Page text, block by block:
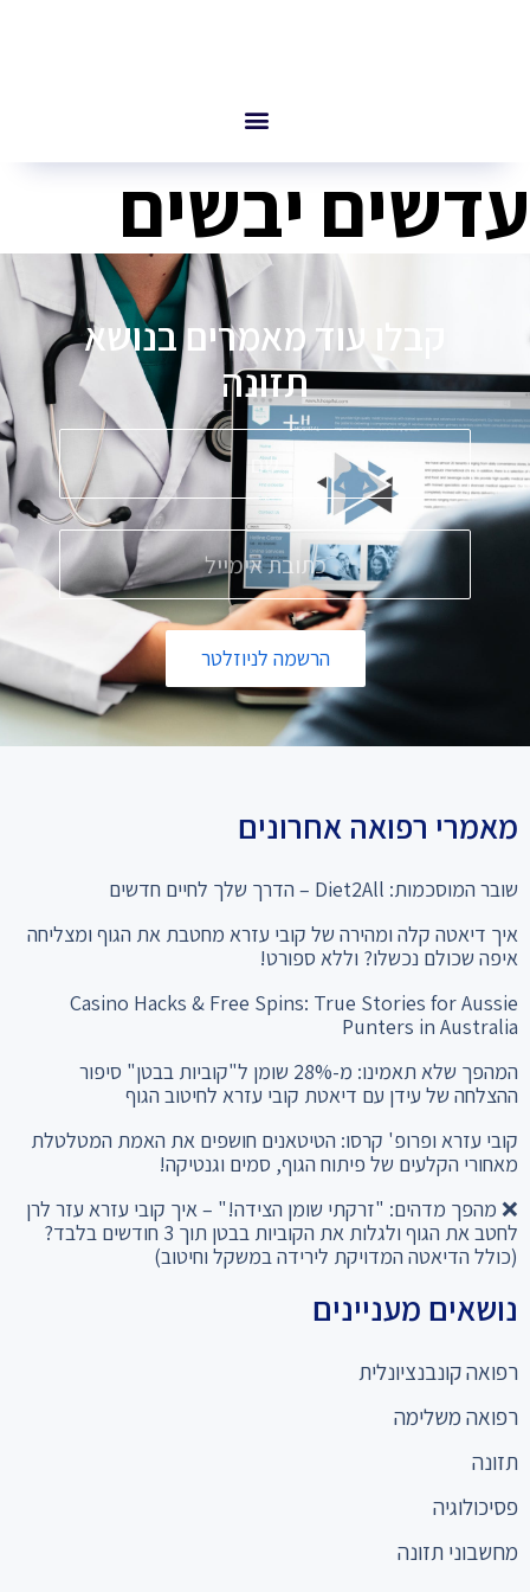
עדשים יבשים
קבלו עוד מאמרים בנושא
תזונה
הרשמה לניוזלטר
מאמרי רפואה אחרונים
שובר המוסכמות: Diet2All – הדרך שלך לחיים חדשים
איך דיאטה קלה ומהירה של קובי עזרא מחטבת את הגוף ומצליחה
איפה שכולם נכשלו? וללא ספורט!
Casino Hacks & Free Spins: True Stories for Aussie
Punters in Australia
המהפך שלא תאמינו: מ-28% שומן ל"קוביות בבטן" סיפור
ההצלחה של עידן עם דיאטת קובי עזרא לחיטוב הגוף
קובי עזרא ופרופ' קרסו: הטיטאנים חושפים את האמת המטלטלת
מאחורי הקלעים של פיתוח הגוף, סמים וגנטיקה!
❌ מהפך מדהים: "זרקתי שומן הצידה!" – איך קובי עזרא עזר לרן
לחטב את הגוף ולגלות את הקוביות בבטן תוך 3 חודשים בלבד?
(כולל הדיאטה המדויקת לירידה במשקל וחיטוב)
נושאים מעניינים
רפואה קונבנציונלית
רפואה משלימה
תזונה
פסיכולוגיה
מחשבוני תזונה